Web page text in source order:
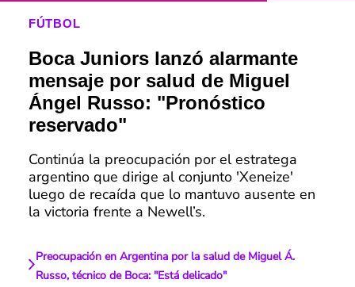
FÚTBOL
Boca Juniors lanzó alarmante
mensaje por salud de Miguel
Ángel Russo: "Pronóstico
reservado"
Continúa la preocupación por el estratega
argentino que dirige al conjunto 'Xeneize'
luego de recaída que lo mantuvo ausente en
la victoria frente a Newell’s.
Preocupación en Argentina por la salud de Miguel Á.
Russo, técnico de Boca: "Está delicado"